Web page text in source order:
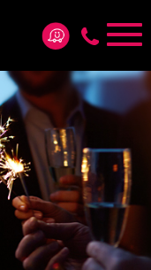
Toggle
navigation
*5876